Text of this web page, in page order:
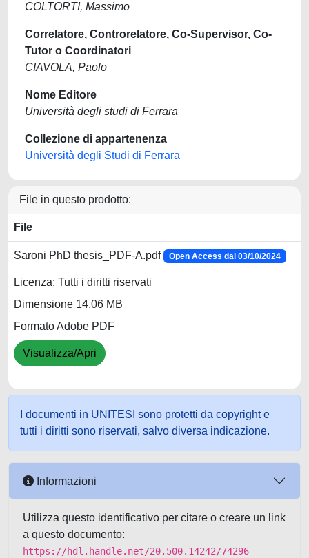
COLTORTI, Massimo
Correlatore, Controrelatore, Co-Supervisor, Co-
Tutor o Coordinatori
CIAVOLA, Paolo
Nome Editore
Università degli studi di Ferrara
Collezione di appartenenza
Università degli Studi di Ferrara
File in questo prodotto:
File
Saroni PhD thesis_PDF-A.pdf Open Access dal 03/10/2024
Licenza: Tutti i diritti riservati
Dimensione 14.06 MB
Formato Adobe PDF
Visualizza/Apri
I documenti in UNITESI sono protetti da copyright e
tutti i diritti sono riservati, salvo diversa indicazione.
Informazioni
Utilizza questo identificativo per citare o creare un link
a questo documento:
https://hdl.handle.net/20.500.14242/74296